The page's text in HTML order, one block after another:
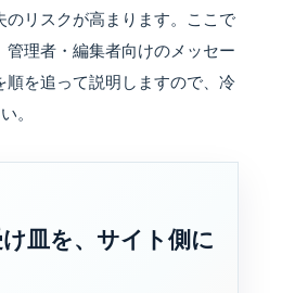
リスクが高まります。ここで
理者・編集者向けのメッセー
を追って説明しますので、冷
。
皿を、サイト側に